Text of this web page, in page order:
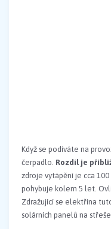
Když se podíváte na
čerpadlo. Rozdíl je
zdroje vytápění je cca
pohybuje kolem 5 let.
Zdražující se elektřina
solárních panelů na